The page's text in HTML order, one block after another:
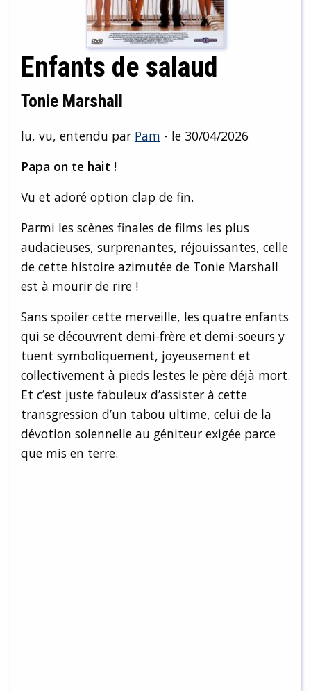
Enfants de salaud
Tonie Marshall
lu, vu, entendu par Pam - le 30/04/2026
Papa on te hait !
Vu et adoré option clap de fin.
Parmi les scènes finales de films les plus
audacieuses, surprenantes, réjouissantes, celle
de cette histoire azimutée de Tonie Marshall
est à mourir de rire !
Sans spoiler cette merveille, les quatre enfants
qui se découvrent demi-frère et demi-soeurs y
tuent symboliquement, joyeusement et
collectivement à pieds lestes le père déjà mort.
Et c’est juste fabuleux d’assister à cette
transgression d’un tabou ultime, celui de la
dévotion solennelle au géniteur exigée parce
que mis en terre.